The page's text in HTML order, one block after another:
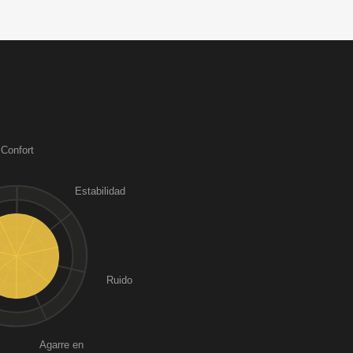
Confort
Estabilidad
Ruido
Agarre en